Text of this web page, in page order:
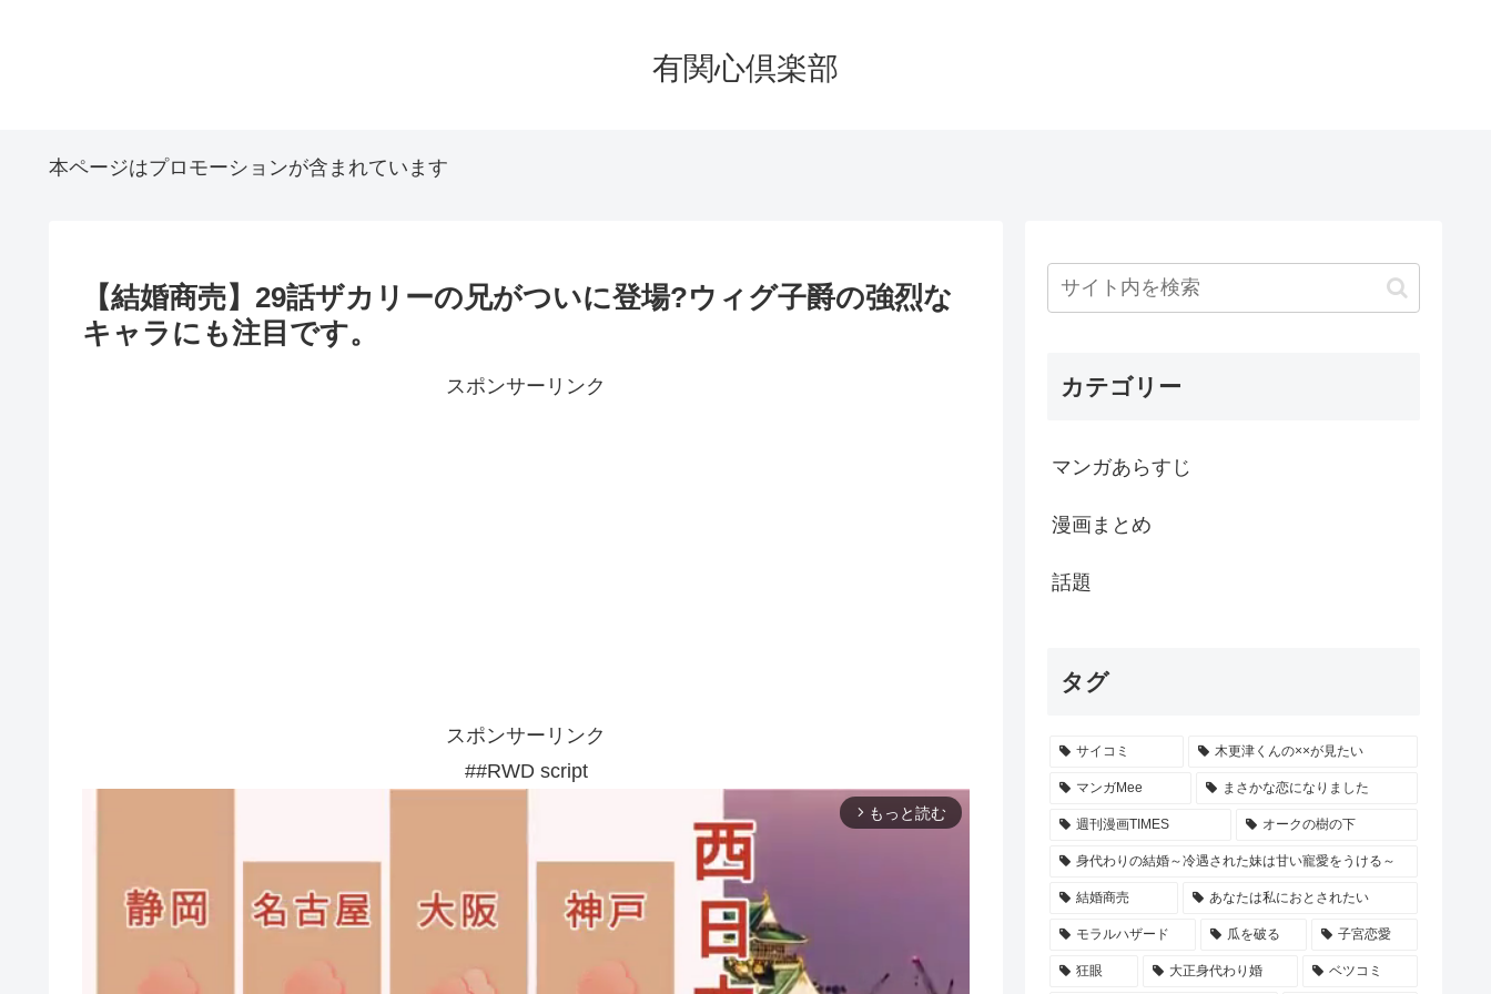
有関心倶楽部
本ページはプロモーションが含まれています
【結婚商売】29話ザカリーの兄がついに登場?ウィグ子爵の強烈な
キャラにも注目です。
スポンサーリンク
スポンサーリンク
##RWD script
arrow_forward_ios もっと読む
カテゴリー
マンガあらすじ
漫画まとめ
話題
タグ
サイコミ 木更津くんの××が見たい
マンガMee まさかな恋になりました
週刊漫画TIMES オークの樹の下
身代わりの結婚～冷遇された妹は甘い寵愛をうける～
結婚商売 あなたは私におとされたい
モラルハザード 瓜を破る 子宮恋愛
狂眼 大正身代わり婚 ベツコミ